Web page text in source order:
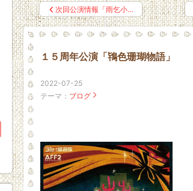
次回公演情報「雨乞小…
１５周年公演「鴇色珊瑚物語」
2022-07-25
テーマ： ブログ
ン
ン